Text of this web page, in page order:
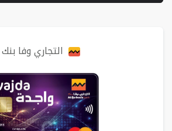
التجاري وفا بنك